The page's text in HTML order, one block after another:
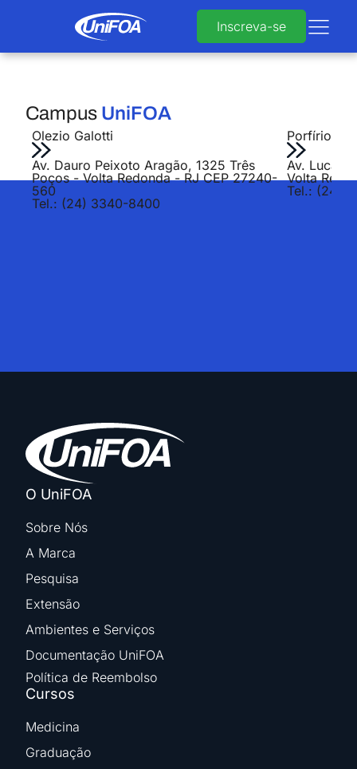
Inscreva-se
Campus UniFOA
Olezio Galotti
Av. Dauro Peixoto Aragão, 1325 Três
Poços - Volta Redonda - RJ CEP 27240-
560
Tel.: (24) 3340-8400
Porfírio
Av. Lucas
Volta
Tel.: (24)
O UniFOA
Sobre Nós
A Marca
Pesquisa
Extensão
Ambientes e Serviços
Documentação UniFOA
Política de Reembolso
Cursos
Medicina
Graduação